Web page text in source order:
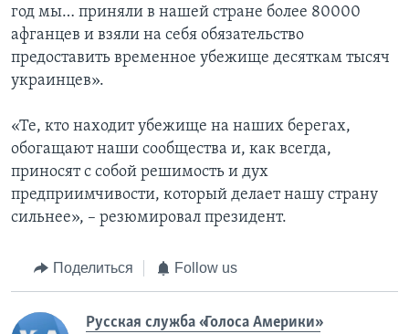
год мы… приняли в нашей стране более 80000
афганцев и взяли на себя обязательство
предоставить временное убежище десяткам тысяч
украинцев».
«Те, кто находит убежище на наших берегах,
обогащают наши сообщества и, как всегда,
приносят с собой решимость и дух
предприимчивости, который делает нашу страну
сильнее», – резюмировал президент.
Поделиться Follow us
Русская служба «Голоса Америки»